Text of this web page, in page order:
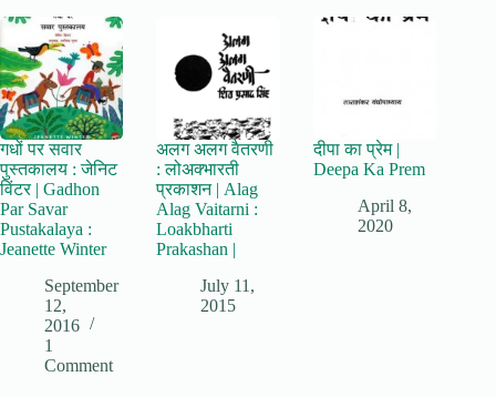
गधों पर सवार
पुस्तकालय : जेनिट
विंटर | Gadhon
Par Savar
Pustakalaya :
Jeanette Winter
September
12,
2016
1
Comment
अलग अलग वैतरणी
: लोअक्भारती
प्रकाशन | Alag
Alag Vaitarni :
Loakbharti
Prakashan |
July 11,
2015
दीपा का प्रेम |
Deepa Ka Prem
April 8,
2020